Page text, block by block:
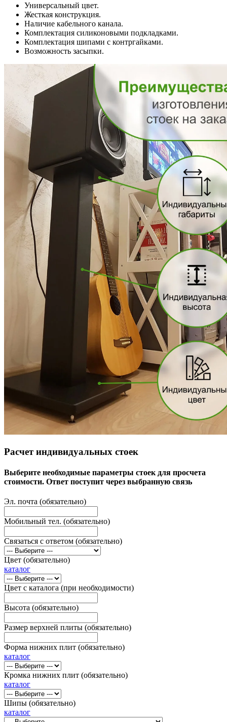
Универсальный цвет.
Жесткая конструкция.
Наличие кабельного канала.
Комплектация силиконовыми подкладками.
Комплектация шипами с контргайками.
Возможность засыпки.
Расчет индивидуальных стоек
Выберите необходимые параметры стоек для просчета
стоимости. Ответ поступит через выбранную связь
Эл. почта (обязательно)
Мобильный тел. (обязательно)
Связаться с ответом (обязательно)
Цвет (обязательно)
каталог
Цвет с каталога (при необходимости)
Высота (обязательно)
Размер верхней плиты (обязательно)
Форма нижних плит (обязательно)
каталог
Кромка нижних плит (обязательно)
каталог
Шипы (обязательно)
каталог